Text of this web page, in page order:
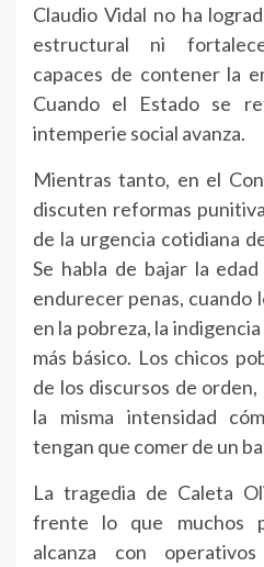
Claudio Vidal no ha
estructural ni
capaces de contener la
Cuando el Estado se
intemperie social avanza.
Mientras tanto, en el
discuten reformas
de la urgencia cotidiana
Se habla de bajar la
endurecer penas, cuando
en la pobreza, la
más básico. Los chicos
de los discursos de
la misma intensidad
tengan que comer de un
La tragedia de Caleta
frente lo que muchos
alcanza con